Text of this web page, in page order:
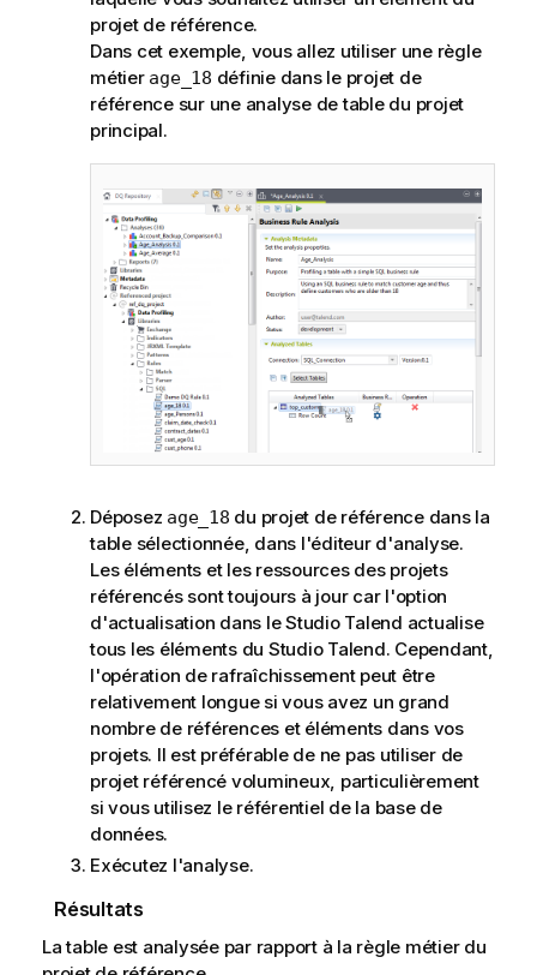
projet de référence.
Dans cet exemple, vous allez utiliser une règle
métier age_18 définie dans le projet de
référence sur une analyse de table du projet
principal.
Déposez age_18 du projet de référence dans la
table sélectionnée, dans l'éditeur d'analyse.
Les éléments et les ressources des projets
référencés sont toujours à jour car l'option
d'actualisation dans leStudio Talend actualise
tous les éléments du Studio Talend. Cependant,
l'opération de rafraîchissement peut être
relativement longue si vous avez un grand
nombre de références et éléments dans vos
projets. Il est préférable de ne pas utiliser de
projet référencé volumineux, particulièrement
si vous utilisez le référentiel de la base de
données.
Exécutez l'analyse.
Résultats
La table est analysée par rapport à la règle métier du